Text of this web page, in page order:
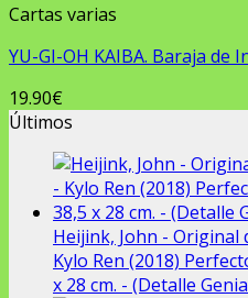
Cartas varias
YU-GI-OH KAIBA. Baraja de
19.90€
Últimos
Heijink, John - Original
Kylo Ren (2018)
x 28 cm. - (Detalle